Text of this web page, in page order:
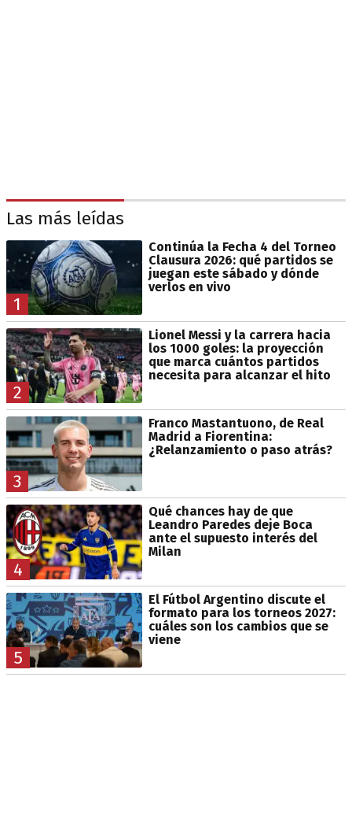
Las más leídas
1
Continúa la Fecha 4 del Torneo
Clausura 2026: qué partidos se
juegan este sábado y dónde
verlos en vivo
2
Lionel Messi y la carrera hacia
los 1000 goles: la proyección
que marca cuántos partidos
necesita para alcanzar el hito
3
Franco Mastantuono, de Real
Madrid a Fiorentina:
¿Relanzamiento o paso atrás?
4
Qué chances hay de que
Leandro Paredes deje Boca
ante el supuesto interés del
Milan
5
El Fútbol Argentino discute el
formato para los torneos 2027:
cuáles son los cambios que se
viene